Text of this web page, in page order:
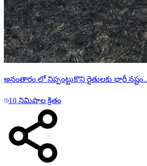
అనంతారం లో నిప్పంట్టుకొని రైతులకు భారీ నష్టం..
10 నిమిషాల క్రితం